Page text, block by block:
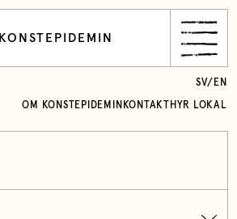
KONSTEPIDEMIN
OM KONSTEPIDEMIN KONTAKT HYR LOKAL
SV/ EN